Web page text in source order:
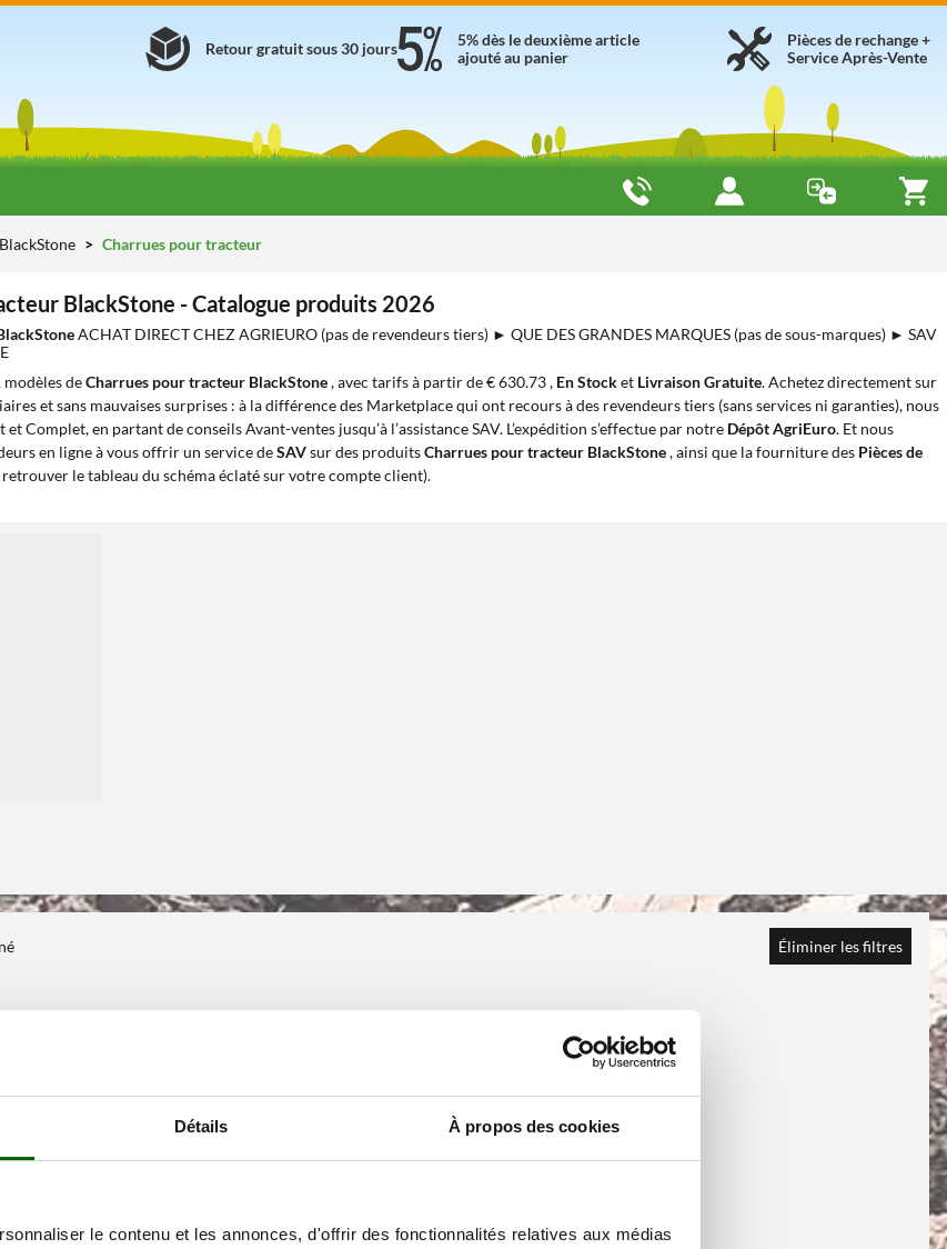
Détails À propos des cookies
le contenu et les annonces, d'offrir des fonctionnalités relatives aux médias
Pièces de rechange +
Service Après-Vente
5% dès le deuxième article
ajouté au panier
Retour gratuit sous 30 jours
BlackStone Charrues pour tracteur
BlackStone - Catalogue produits 2026
ACHAT DIRECT CHEZ AGRIEURO (pas de revendeurs tiers) ► QUE DES GRANDES MARQUES (pas de sous-marques) ► SAV
modèles deCharrues pour tracteur BlackStone, avec tarifs à partir de € 630.73 , En Stocket Livraison Gratuite. Achetez directement sur
et sans mauvaises surprises : à la différence des Marketplace qui ont recours à des revendeurs tiers (sans services ni garanties), nous
Complet, en partant de conseils Avant-ventes jusqu’à l’assistance SAV. L’expédition s’effectue par notre Dépôt AgriEuro. Et nous
en ligne à vous offrir un service deSAVsur des produitsCharrues pour tracteur BlackStone, ainsi que la fourniture des Pièces de
le tableau du schéma éclaté sur votre compte client).
Éliminer les filtres